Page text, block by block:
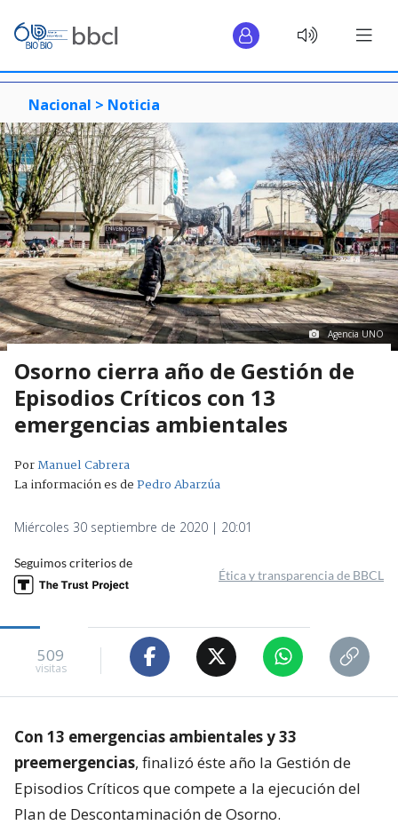
Nacional > Noticia
Agencia UNO
Osorno cierra año de Gestión de
Episodios Críticos con 13
emergencias ambientales
PorManuel Cabrera
La información es dePedro Abarzúa
Miércoles 30 septiembre de 2020 | 20:01
Seguimos criterios de
Ética y transparencia de BBCL
509
visitas
Con 13 emergencias ambientales y 33
preemergencias, finalizó éste año la Gestión de
Episodios Críticos que compete a la ejecución del
Plan de Descontaminación de Osorno.